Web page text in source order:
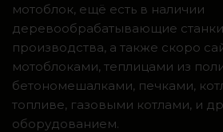
мотоблок, ещё есть в наличии
деревообрабатывающие
производства, а также скоро
мотоблоками, теплицами из
бетономешалками, печками,
топливе, газовыми котлами, и
оборудованием.